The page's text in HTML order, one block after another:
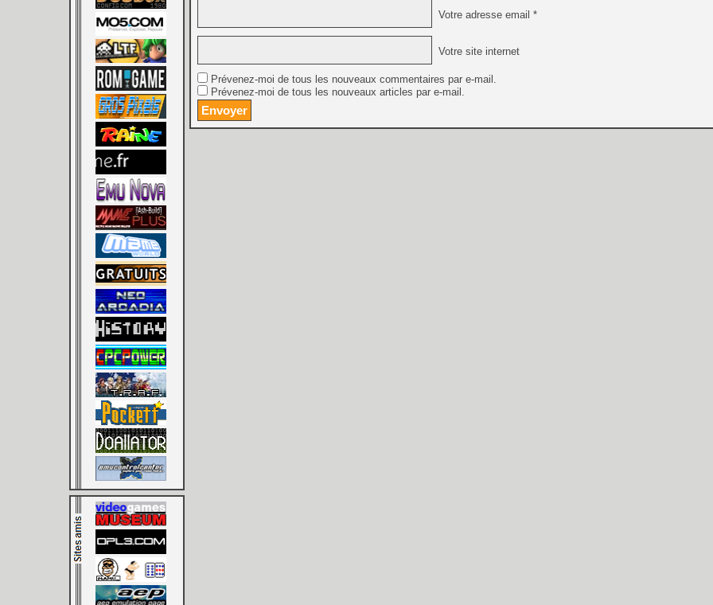
[Mo5] Deux inédits du
[GK] Le beat'em up The
[GK] Endless Legend 2 :
[LS] [PS5] Premiers
Votre adresse email *
Votre site internet
Prévenez-moi de tous les nouveaux commentaires par e-mail.
Prévenez-moi de tous les nouveaux articles par e-mail.